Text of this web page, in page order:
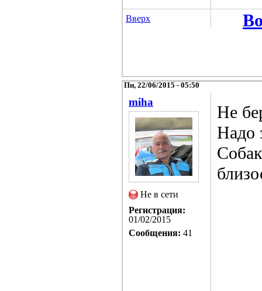
Вверх
Пн, 22/06/2015 - 05:50
miha
Не в сети
Регистрация:
01/02/2015
Сообщения: 41
Не
Надо